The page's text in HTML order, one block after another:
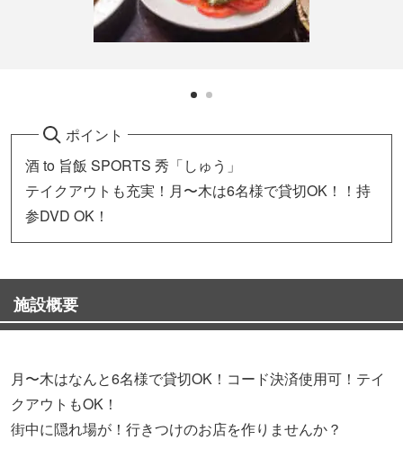
ポイント
酒 to 旨飯 SPORTS 秀「しゅう」
テイクアウトも充実！月〜木は6名様で貸切OK！！持
参DVD OK！
施設概要
月〜木はなんと6名様で貸切OK！コード決済使用可！テイ
クアウトもOK！
街中に隠れ場が！行きつけのお店を作りませんか？